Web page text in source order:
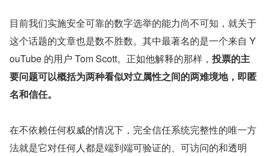
目前我们实施安全可靠的数字选举的能力尚不可知，就关于
这个话题的文章也是数不胜数。其中最著名的是一个来自 Y
ouTube 的用户 Tom Scott。正如他解释的那样， 投票的主
要问题可以概括为两种看似对立属性之间的两难境地，即匿
名和信任。
在不依赖任何权威的情况下，完全信任系统完整性的唯一方
法就是它对任何人都是端到端可验证的、可访问的和透明